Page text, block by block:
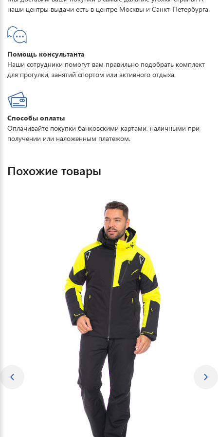
наши центры выдачи есть в центре Москвы и Санкт-Петербурга.
Помощь консультанта
Наши сотрудники помогут вам правильно подобрать комплект
для прогулки, занятий спортом или активного отдыха.
Способы оплаты
Оплачивайте покупки банковскими картами, наличными при
получении или наложенным платежом.
Похожие товары